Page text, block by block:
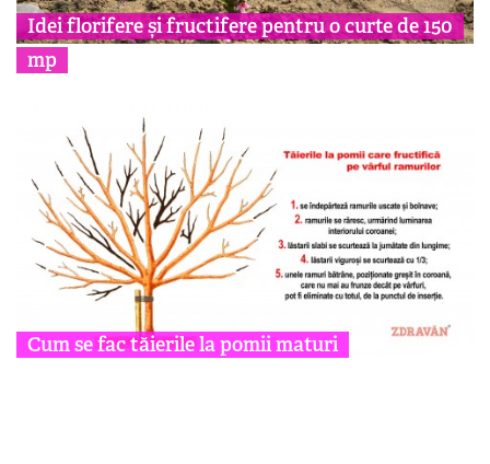
Idei florifere și fructifere pentru o curte de 150
mp
Cum se fac tăierile la pomii maturi